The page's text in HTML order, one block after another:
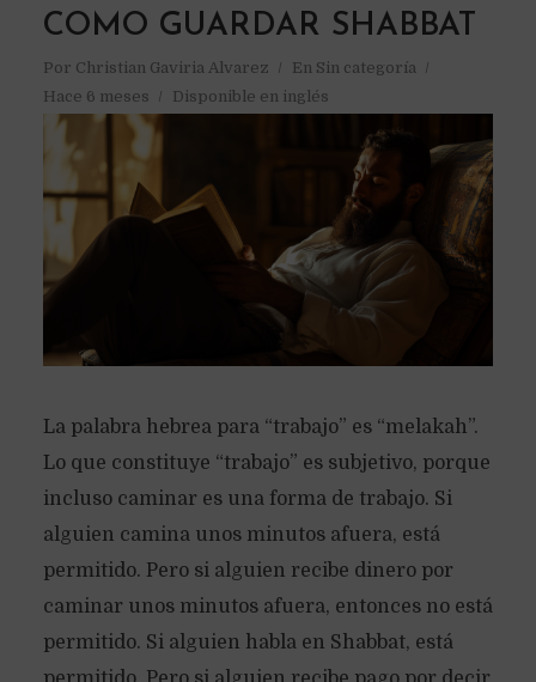
COMO GUARDAR SHABBAT
Por Christian Gaviria Alvarez En Sin categoría
Hace 6 meses
Disponible en inglés
La palabra hebrea para “trabajo” es “melakah”.
Lo que constituye “trabajo” es subjetivo, porque
incluso caminar es una forma de trabajo. Si
alguien camina unos minutos afuera, está
permitido. Pero si alguien recibe dinero por
caminar unos minutos afuera, entonces no está
permitido. Si alguien habla en Shabbat, está